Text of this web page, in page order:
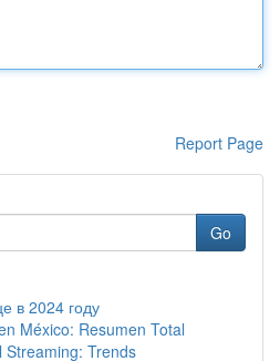
Report Page
Go
в 2024 году
México: Resumen Total
Trends